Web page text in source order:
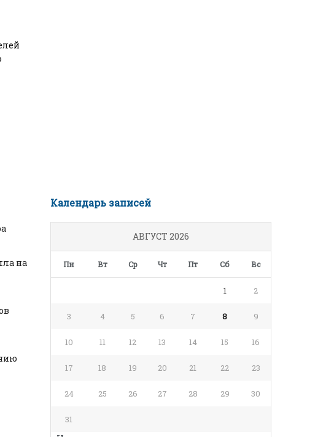
на
Календарь записей
АВГУСТ 2026
Пн Вт Ср Чт Пт Сб Вс
1 2
3 4 5 6 7 8 9
10 11 12 13 14 15 16
17 18 19 20 21 22 23
24 25 26 27 28 29 30
31